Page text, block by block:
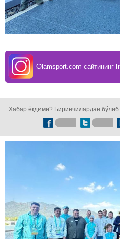
Olamsport.com сайтининг
Хабар ёқдими? Биринчилардан бўлиб